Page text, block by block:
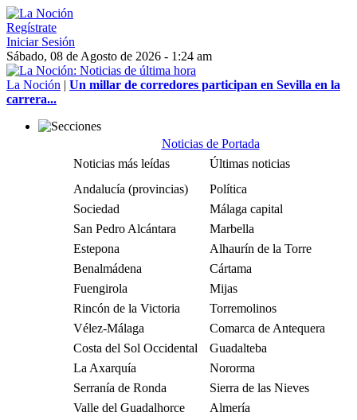
Regístrate
Iniciar Sesión
Sábado, 08 de Agosto de 2026 - 1:24 am
La Noción | Un millar de corredores participan en Sevilla en la
carrera...
Noticias de Portada
Noticias más leídas
Últimas noticias
Andalucía (provincias)
Política
Sociedad
Málaga capital
San Pedro Alcántara
Marbella
Estepona
Alhaurín de la Torre
Benalmádena
Cártama
Fuengirola
Mijas
Rincón de la Victoria
Torremolinos
Vélez-Málaga
Comarca de Antequera
Costa del Sol Occidental
Guadalteba
La Axarquía
Nororma
Serranía de Ronda
Sierra de las Nieves
Valle del Guadalhorce
Almería